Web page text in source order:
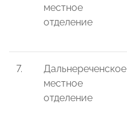
местное
отделение
7.
Дальнереченское
местное
отделение